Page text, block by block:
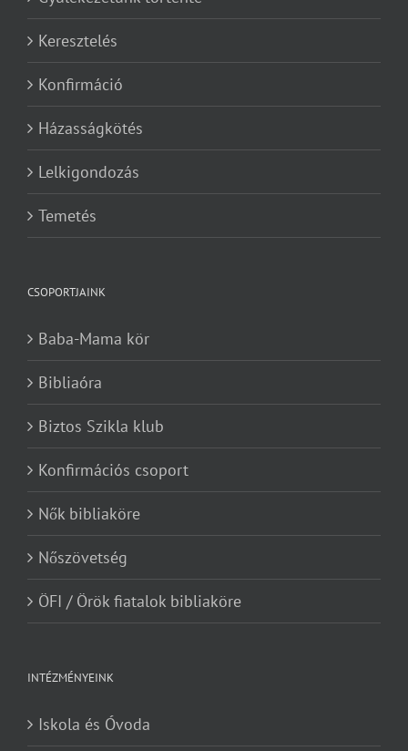
Keresztelés
Konfirmáció
Házasságkötés
Lelkigondozás
Temetés
CSOPORTJAINK
Baba-Mama kör
Bibliaóra
Biztos Szikla klub
Konfirmációs csoport
Nők bibliaköre
Nőszövetség
ÖFI / Örök fiatalok bibliaköre
INTÉZMÉNYEINK
Iskola és Óvoda